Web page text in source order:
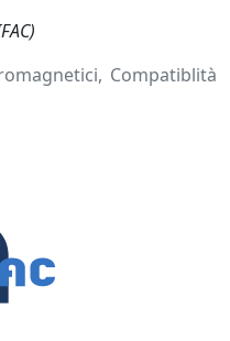
Compatiblità